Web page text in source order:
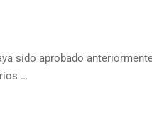
sido aprobado
…